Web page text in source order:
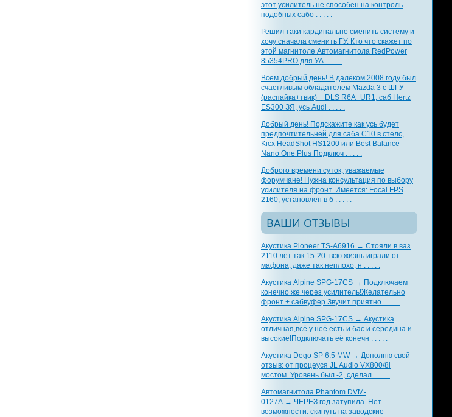
этот усилитель не способен на контроль
подобных сабо . . . . .
Решил таки кардинально сменить систему и
хочу сначала сменить ГУ. Кто что скажет по
этой магнитоле Автомагнитола RedPower
85354PRO для УА . . . . .
Всем добрый день! В далёком 2008 году был
счастливым обладателем Mazda 3 с ШГУ
(распайка+твик) + DLS R6A+UR1, саб Hertz
ES300 ЗЯ, усь Audi . . . . .
Добрый день! Подскажите как усь будет
предпочтительней для саба С10 в стелс,
Kicx HeadShot HS1200 или Best Balance
Nano One Plus Подключ . . . . .
Доброго времени суток, уважаемые
форумчане! Нужна консультация по выбору
усилителя на фронт. Имеется: Focal FPS
2160, установлен в б . . . . .
ВАШИ ОТЗЫВЫ
Акустика Pioneer TS-A6916 → Стояли в ваз
2110 лет так 15-20. всю жизнь играли от
мафона, даже так неплохо, н . . . . .
Акустика Alpine SPG-17CS → Подключаем
конечно же через усилитель!Желательно
фронт + сабвуфер.Звучит приятно . . . . .
Акустика Alpine SPG-17CS → Акустика
отличная,всё у неё есть и бас и середина и
высокие!Подключать её конечн . . . . .
Акустика Dego SP 6.5 MW → Дополню свой
отзыв: от процеуся JL Audio VX800/8i
мостом. Уровень был -2, сделал . . . . .
Автомагнитола Phantom DVM-
0127A → ЧЕРЕЗ год затупила. Нет
возможности. скинуть на заводские